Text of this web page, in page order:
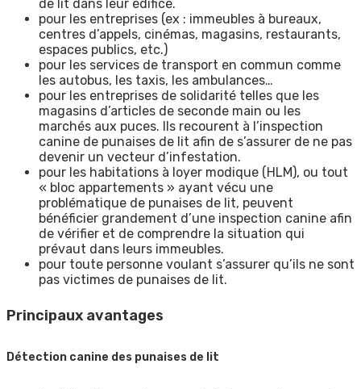
de lit dans leur édifice.
pour les entreprises (ex : immeubles à bureaux,
centres d’appels, cinémas, magasins, restaurants,
espaces publics, etc.)
pour les services de transport en commun comme
les autobus, les taxis, les ambulances…
pour les entreprises de solidarité telles que les
magasins d’articles de seconde main ou les
marchés aux puces. Ils recourent à l’inspection
canine de punaises de lit afin de s’assurer de ne pas
devenir un vecteur d’infestation.
pour les habitations à loyer modique (HLM), ou tout
« bloc appartements » ayant vécu une
problématique de punaises de lit, peuvent
bénéficier grandement d’une inspection canine afin
de vérifier et de comprendre la situation qui
prévaut dans leurs immeubles.
pour toute personne voulant s’assurer qu’ils ne sont
pas victimes de punaises de lit.
Principaux avantages
Détection canine des punaises de lit